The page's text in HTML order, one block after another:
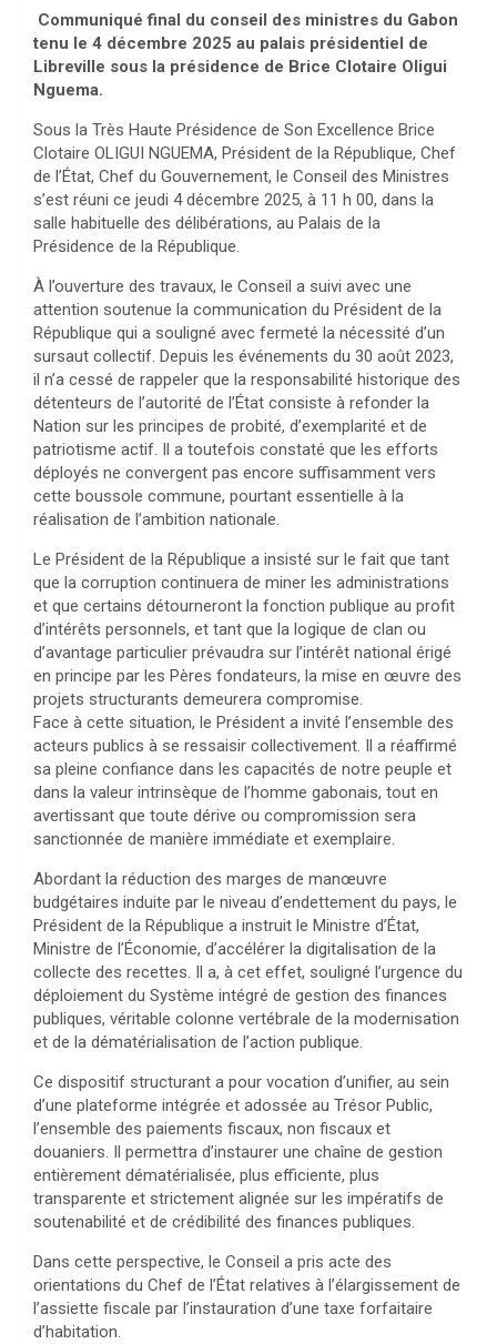
Communiqué final du conseil des ministres du Gabon
tenu le 4 décembre 2025 au palais présidentiel de
Libreville sous la présidence de Brice Clotaire Oligui
Nguema.
Sous la Très Haute Présidence de Son Excellence Brice
Clotaire OLIGUI NGUEMA, Président de la République, Chef
de l’État, Chef du Gouvernement, le Conseil des Ministres
s’est réuni ce jeudi 4 décembre 2025, à 11 h 00, dans la
salle habituelle des délibérations, au Palais de la
Présidence de la République.
À l’ouverture des travaux, le Conseil a suivi avec une
attention soutenue la communication du Président de la
République qui a souligné avec fermeté la nécessité d’un
sursaut collectif. Depuis les événements du 30 août 2023,
il n’a cessé de rappeler que la responsabilité historique des
détenteurs de l’autorité de l’État consiste à refonder la
Nation sur les principes de probité, d’exemplarité et de
patriotisme actif. Il a toutefois constaté que les efforts
déployés ne convergent pas encore suffisamment vers
cette boussole commune, pourtant essentielle à la
réalisation de l’ambition nationale.
Le Président de la République a insisté sur le fait que tant
que la corruption continuera de miner les administrations
et que certains détourneront la fonction publique au profit
d’intérêts personnels, et tant que la logique de clan ou
d’avantage particulier prévaudra sur l’intérêt national érigé
en principe par les Pères fondateurs, la mise en œuvre des
projets structurants demeurera compromise.
Face à cette situation, le Président a invité l’ensemble des
acteurs publics à se ressaisir collectivement. Il a réaffirmé
sa pleine confiance dans les capacités de notre peuple et
dans la valeur intrinsèque de l’homme gabonais, tout en
avertissant que toute dérive ou compromission sera
sanctionnée de manière immédiate et exemplaire.
Abordant la réduction des marges de manœuvre
budgétaires induite par le niveau d’endettement du pays, le
Président de la République a instruit le Ministre d’État,
Ministre de l’Économie, d’accélérer la digitalisation de la
collecte des recettes. Il a, à cet effet, souligné l’urgence du
déploiement du Système intégré de gestion des finances
publiques, véritable colonne vertébrale de la modernisation
et de la dématérialisation de l’action publique.
Ce dispositif structurant a pour vocation d’unifier, au sein
d’une plateforme intégrée et adossée au Trésor Public,
l’ensemble des paiements fiscaux, non fiscaux et
douaniers. Il permettra d’instaurer une chaîne de gestion
entièrement dématérialisée, plus efficiente, plus
transparente et strictement alignée sur les impératifs de
soutenabilité et de crédibilité des finances publiques.
Dans cette perspective, le Conseil a pris acte des
orientations du Chef de l’État relatives à l’élargissement de
l’assiette fiscale par l’instauration d’une taxe forfaitaire
d’habitation.